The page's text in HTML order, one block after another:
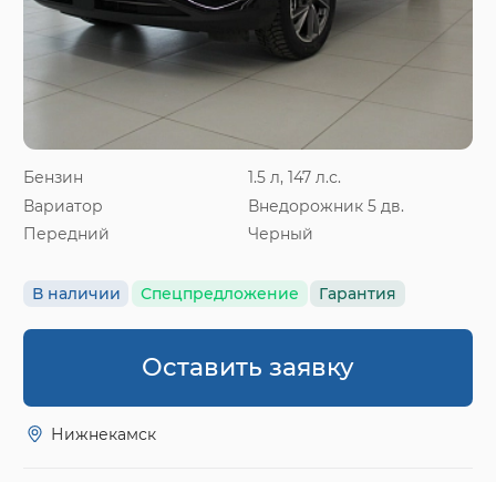
Бензин
1.5 л, 147 л.с.
Вариатор
Внедорожник 5 дв.
Передний
Черный
В наличии Спецпредложение Гарантия
Оставить заявку
Нижнекамск